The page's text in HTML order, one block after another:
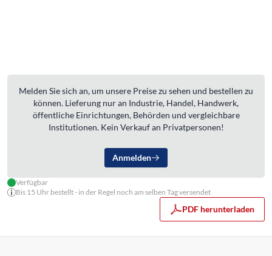
Melden Sie sich an, um unsere Preise zu sehen und bestellen zu
können. Lieferung nur an Industrie, Handel, Handwerk,
öffentliche Einrichtungen, Behörden und vergleichbare
Institutionen. Kein Verkauf an Privatpersonen!
Anmelden
Verfügbar
Bis 15 Uhr bestellt - in der Regel noch am selben Tag versendet
PDF herunterladen